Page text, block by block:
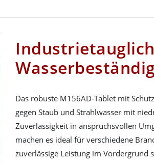
Das robuste M156AD-Tablet mit
gegen Staub und Strahlwasser mit
Zuverlässigkeit in anspruchsvollen
machen es ideal für verschiedene
zuverlässige Leistung im Vordergrund